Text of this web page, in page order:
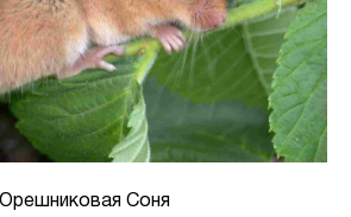
Орешниковая Соня